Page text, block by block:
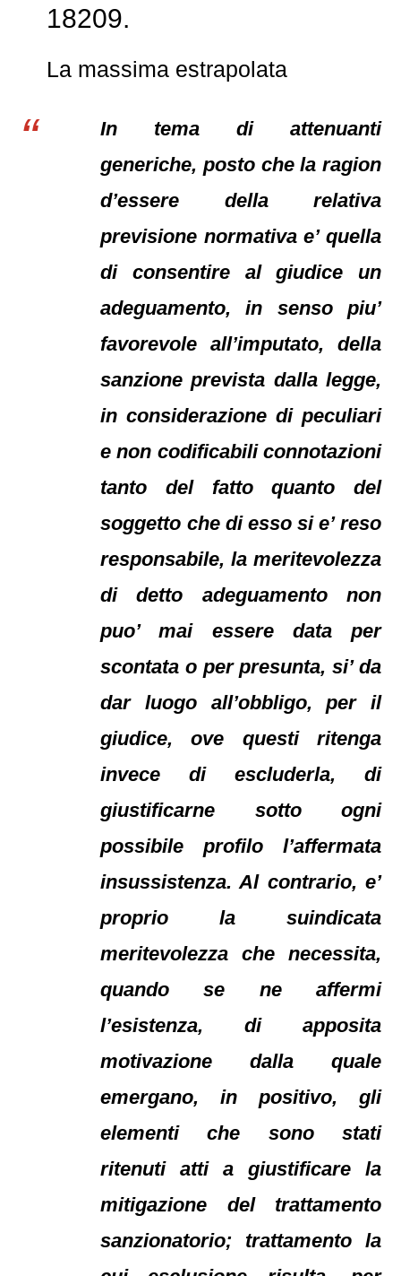
18209.
La massima estrapolata
In tema di attenuanti
generiche, posto che la ragion
d’essere della relativa
previsione normativa e’ quella
di consentire al giudice un
adeguamento, in senso piu’
favorevole all’imputato, della
sanzione prevista dalla legge,
in considerazione di peculiari
e non codificabili connotazioni
tanto del fatto quanto del
soggetto che di esso si e’ reso
responsabile, la meritevolezza
di detto adeguamento non
puo’ mai essere data per
scontata o per presunta, si’ da
dar luogo all’obbligo, per il
giudice, ove questi ritenga
invece di escluderla, di
giustificarne sotto ogni
possibile profilo l’affermata
insussistenza. Al contrario, e’
proprio la suindicata
meritevolezza che necessita,
quando se ne affermi
l’esistenza, di apposita
motivazione dalla quale
emergano, in positivo, gli
elementi che sono stati
ritenuti atti a giustificare la
mitigazione del trattamento
sanzionatorio; trattamento la